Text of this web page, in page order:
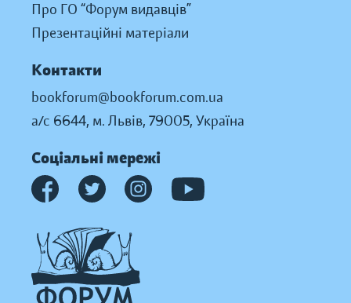
Про ГО “Форум видавців”
Презентаційні матеріали
Контакти
bookforum@bookforum.com.ua
а/с 6644, м. Львів, 79005, Україна
Соціальні мережі